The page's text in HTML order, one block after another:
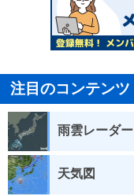
注目のコンテンツ
雨雲レーダー
天気図